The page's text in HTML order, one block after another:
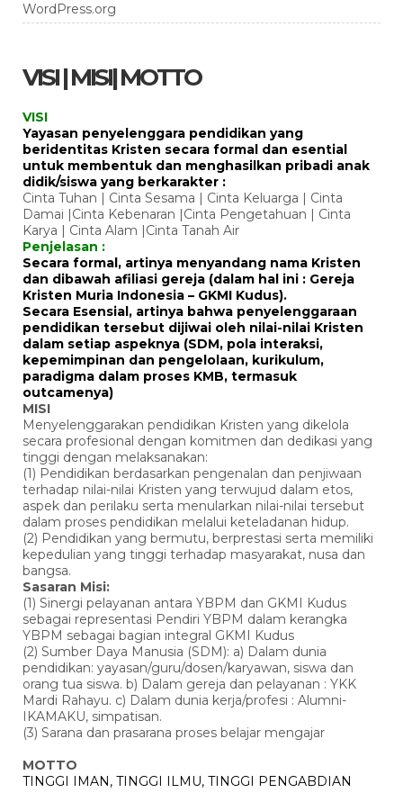
WordPress.org
VISI | MISI| MOTTO
VISI
Yayasan penyelenggara pendidikan yang
beridentitas Kristen secara formal dan esential
untuk membentuk dan menghasilkan pribadi anak
didik/siswa yang berkarakter :
Cinta Tuhan | Cinta Sesama | Cinta Keluarga | Cinta
Damai |Cinta Kebenaran |Cinta Pengetahuan | Cinta
Karya | Cinta Alam |Cinta Tanah Air
Penjelasan :
Secara formal, artinya menyandang nama Kristen
dan dibawah afiliasi gereja (dalam hal ini : Gereja
Kristen Muria Indonesia – GKMI Kudus).
Secara Esensial, artinya bahwa penyelenggaraan
pendidikan tersebut dijiwai oleh nilai-nilai Kristen
dalam setiap aspeknya (SDM, pola interaksi,
kepemimpinan dan pengelolaan, kurikulum,
paradigma dalam proses KMB, termasuk
outcamenya)
MISI
Menyelenggarakan pendidikan Kristen yang dikelola
secara profesional dengan komitmen dan dedikasi yang
tinggi dengan melaksanakan:
(1) Pendidikan berdasarkan pengenalan dan penjiwaan
terhadap nilai-nilai Kristen yang terwujud dalam etos,
aspek dan perilaku serta menularkan nilai-nilai tersebut
dalam proses pendidikan melalui keteladanan hidup.
(2) Pendidikan yang bermutu, berprestasi serta memiliki
kepedulian yang tinggi terhadap masyarakat, nusa dan
bangsa.
Sasaran Misi:
(1) Sinergi pelayanan antara YBPM dan GKMI Kudus
sebagai representasi Pendiri YBPM dalam kerangka
YBPM sebagai bagian integral GKMI Kudus
(2) Sumber Daya Manusia (SDM): a) Dalam dunia
pendidikan: yayasan/guru/dosen/karyawan, siswa dan
orang tua siswa. b) Dalam gereja dan pelayanan : YKK
Mardi Rahayu. c) Dalam dunia kerja/profesi : Alumni-
IKAMAKU, simpatisan.
(3) Sarana dan prasarana proses belajar mengajar
MOTTO
TINGGI IMAN, TINGGI ILMU, TINGGI PENGABDIAN